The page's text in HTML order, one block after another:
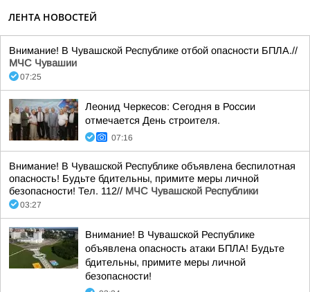
ЛЕНТА НОВОСТЕЙ
Внимание! В Чувашской Республике отбой опасности БПЛА.//
МЧС Чувашии
07:25
Леонид Черкесов: Сегодня в России
отмечается День строителя.
07:16
Внимание! В Чувашской Республике объявлена беспилотная
опасность! Будьте бдительны, примите меры личной
безопасности! Тел. 112// МЧС Чувашской Республики
03:27
Внимание! В Чувашской Республике
объявлена опасность атаки БПЛА! Будьте
бдительны, примите меры личной
безопасности!